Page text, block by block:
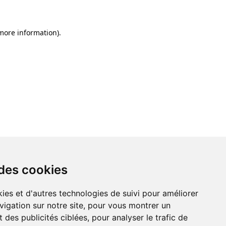
cookies
et d'autres technologies de suivi pour améliorer
sur notre site, pour vous montrer un
des publicités ciblées, pour analyser le trafic de
information).